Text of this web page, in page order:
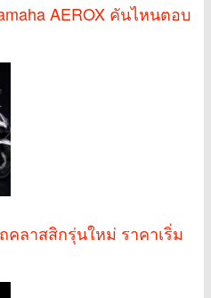
AEROX คันไหนตอบ
คลาสสิกรุ่นใหม่ ราคาเริ่ม